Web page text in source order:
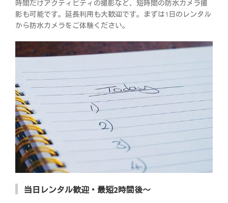
時間だけアクティビティの撮影など、短時間の防水カメラ撮
影も可能です。延長利用も大歓迎です。まずは1日のレンタル
から防水カメラをご体験ください。
当日レンタル歓迎・最短2時間後～